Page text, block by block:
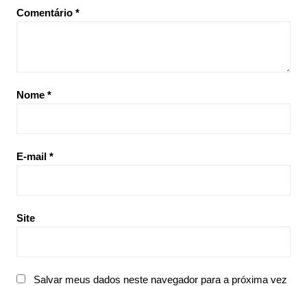
Comentário *
Nome *
E-mail *
Site
Salvar meus dados neste navegador para a próxima vez